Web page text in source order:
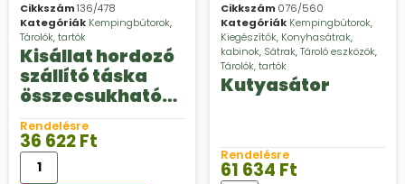
Cikkszám136/478
Kategóriák Kempingbútorok,
Tárolók, tartók
Kisállat hordozó
szállító táska
összecsukható
75×49 kutya
macska
Rendelésre
36 622Ft
Cikkszám 076/560
Kategóriák Kempingbútorok,
Kiegészítők, Konyhasátrak,
kabinok, Sátrak,Tároló eszközök,
Tárolók, tartók
Kutyasátor
Rendelésre
61 634 Ft